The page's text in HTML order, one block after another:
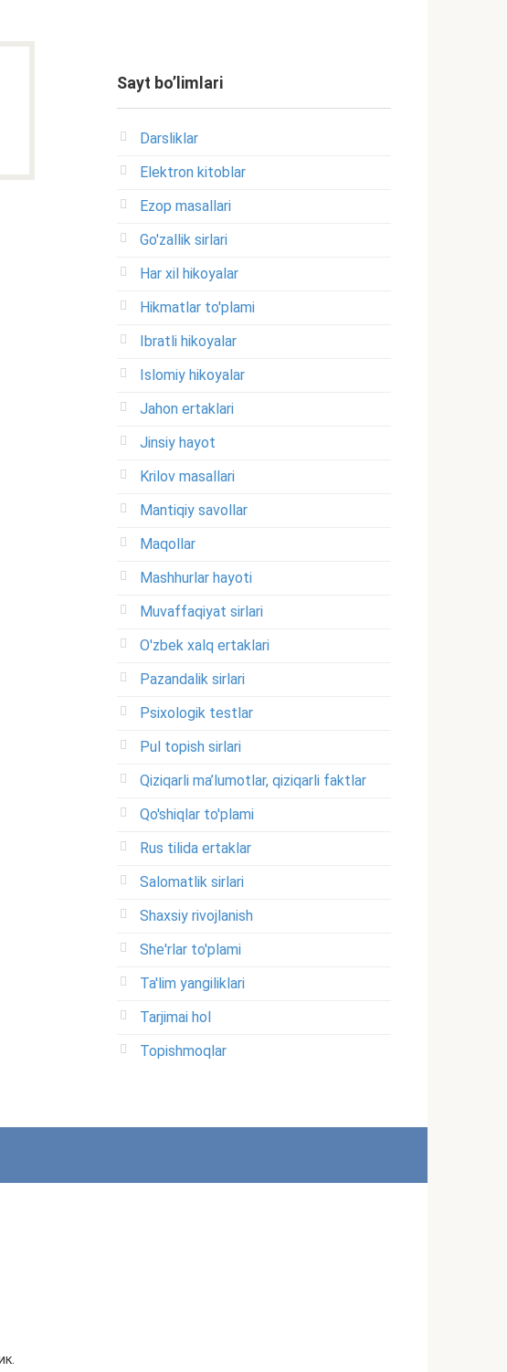
Sayt bo’limlari
Darsliklar
Elektron kitoblar
Ezop masallari
Go'zallik sirlari
Har xil hikoyalar
Hikmatlar to'plami
Ibratli hikoyalar
Islomiy hikoyalar
Jahon ertaklari
Jinsiy hayot
Krilov masallari
Mantiqiy savollar
Maqollar
Mashhurlar hayoti
Muvaffaqiyat sirlari
O'zbek xalq ertaklari
Pazandalik sirlari
Psixologik testlar
Pul topish sirlari
Qiziqarli ma’lumotlar, qiziqarli faktlar
Qo'shiqlar to'plami
Rus tilida ertaklar
Salomatlik sirlari
Shaxsiy rivojlanish
She'rlar to'plami
Ta'lim yangiliklari
Tarjimai hol
Topishmoqlar